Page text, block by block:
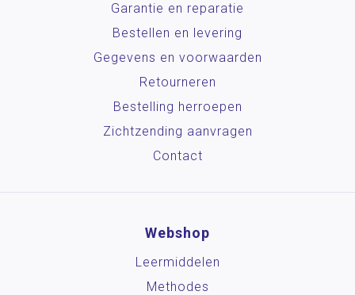
Garantie en reparatie
Bestellen en levering
Gegevens en voorwaarden
Retourneren
Bestelling herroepen
Zichtzending aanvragen
Contact
Webshop
Leermiddelen
Methodes